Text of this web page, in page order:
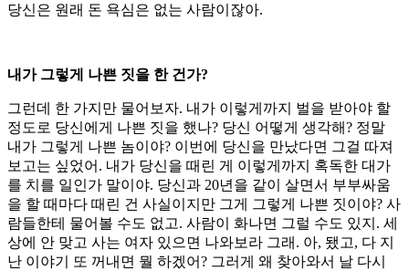
당신은 원래 돈 욕심은 없는 사람이잖아.
내가 그렇게 나쁜 짓을 한 건가?
그런데 한 가지만 물어보자. 내가 이렇게까지 벌을 받아야 할
정도로 당신에게 나쁜 짓을 했나? 당신 어떻게 생각해? 정말
내가 그렇게 나쁜 놈이야? 이번에 당신을 만났다면 그걸 따져
보고는 싶었어. 내가 당신을 때린 게 이렇게까지 혹독한 대가
를 치를 일인가 말이야. 당신과 20년을 같이 살면서 부부싸움
을 할 때마다 때린 건 사실이지만 그게 그렇게 나쁜 짓이야? 사
람들한테 물어볼 수도 없고. 사람이 화나면 그럴 수도 있지. 세
상에 안 맞고 사는 여자 있으면 나와보라 그래. 아, 됐고, 다 지
난 이야기 또 꺼내면 뭘 하겠어? 그러게 왜 찾아와서 날 다시